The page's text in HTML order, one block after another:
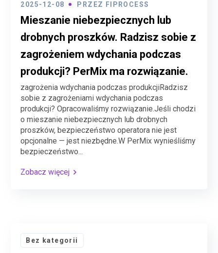
2025-12-08 PRZEZ FIPROCESS
Mieszanie niebezpiecznych lub
drobnych proszków. Radzisz sobie z
zagrożeniem wdychania podczas
produkcji? PerMix ma rozwiązanie.
zagrożenia wdychania podczas produkcjiRadzisz
sobie z zagrożeniami wdychania podczas
produkcji? Opracowaliśmy rozwiązanie.Jeśli chodzi
o mieszanie niebezpiecznych lub drobnych
proszków, bezpieczeństwo operatora nie jest
opcjonalne — jest niezbędne.W PerMix wynieśliśmy
bezpieczeństwo...
Zobacz więcej
Bez kategorii